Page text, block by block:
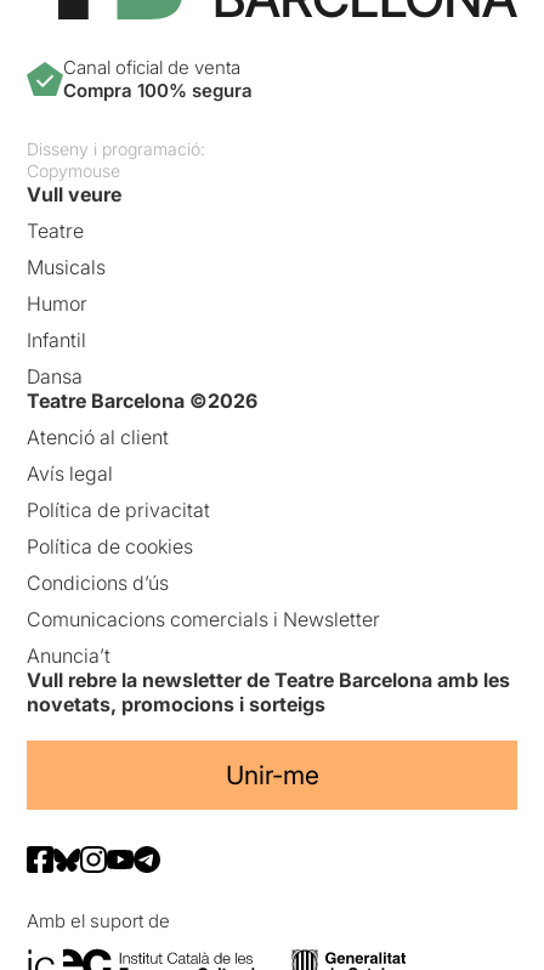
Canal oficial de venta
Compra 100% segura
Disseny i programació:
Copymouse
Vull veure
Teatre
Musicals
Humor
Infantil
Dansa
Teatre Barcelona ©2026
Atenció al client
Avís legal
Política de privacitat
Política de cookies
Condicions d’ús
Comunicacions comercials i Newsletter
Anuncia’t
Vull rebre la newsletter de Teatre Barcelona amb les
novetats, promocions i sorteigs
Unir-me
Amb el suport de